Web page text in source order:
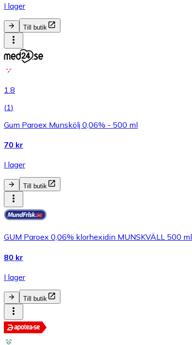
I lager
Till butik
1.8
(1)
Gum Paroex Munskölj 0,06% - 500 ml
70 kr
I lager
Till butik
GUM Paroex 0,06% klorhexidin MUNSKVÄLL 500 ml
80 kr
I lager
Till butik